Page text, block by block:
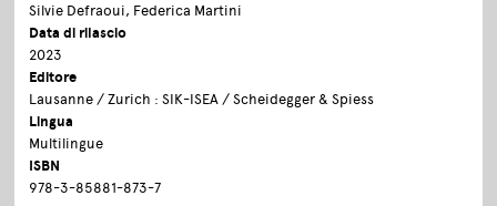
Silvie Defraoui, Federica Martini
Data di rilascio
2023
Editore
Lausanne / Zurich : SIK-ISEA / Scheidegger & Spiess
Lingua
Multilingue
ISBN
978-3-85881-873-7